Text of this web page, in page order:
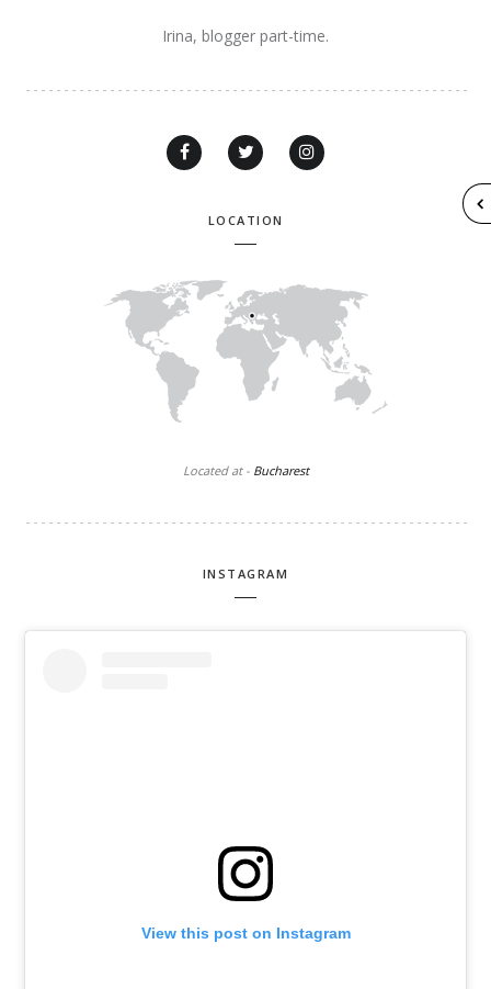
Irina, blogger part-time.
LOCATION
Located at - Bucharest
INSTAGRAM
View this post on Instagram